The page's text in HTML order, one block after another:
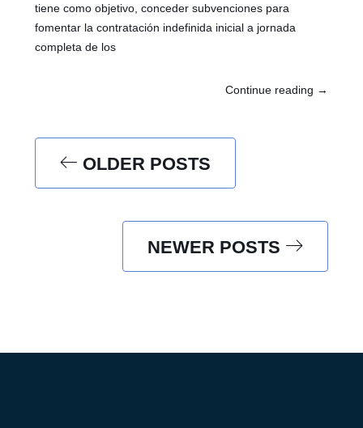
tiene como objetivo, conceder subvenciones para
fomentar la contratación indefinida inicial a jornada
completa de los
Continue reading →
OLDER POSTS
NEWER POSTS